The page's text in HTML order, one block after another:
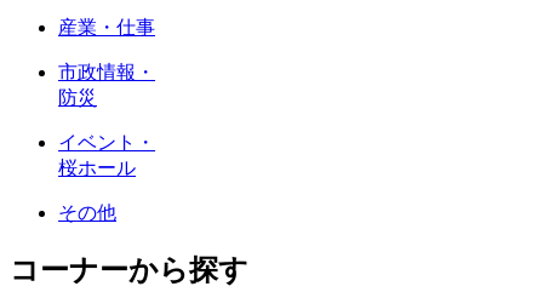
産業・仕事
市政情報・
防災
イベント・
桜ホール
その他
コーナーから探す